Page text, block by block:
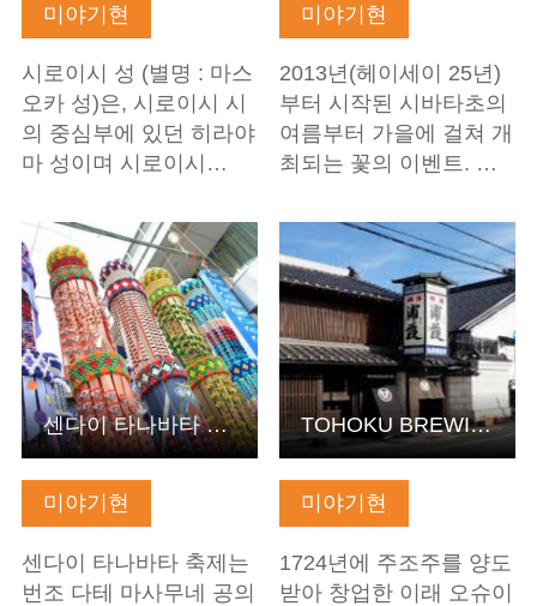
미야기현
시로이시 성 (별명 : 마스
오카 성)은, 시로이시 시
의 중심부에 있던 히라야
마 성이며 시로이시…
미야기현
2013년(헤이세이 25년)
부터 시작된 시바타초의
여름부터 가을에 걸쳐 개
최되는 꽃의 이벤트. …
미야기현
센다이 타나바타 축제는
번조 다테 마사무네 공의
기본정보 보기
센다이 타나바타 축제
미야기현
1724년에 주조주를 양도
받아 창업한 이래 오슈이
기본정보 보기
TOHOKU BREWING Tourism'~역사와 전통을 자아내는 여행~(우라…